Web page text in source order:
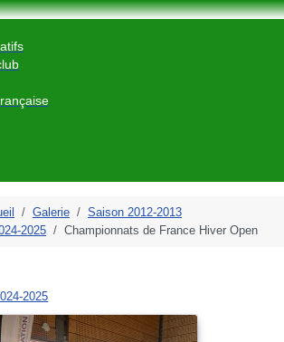
Galerie
Saison 2012-2013
2025
Championnats de France Hiver Open
2025